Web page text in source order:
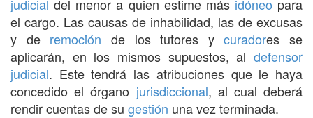
judicial del menor a quien estime más idóneo para
el cargo. Las causas de inhabilidad, las de excusas
y de remoción de los tutores ycuradores se
aplicarán, en los mismos supuestos, al defensor
judicial. Este tendrá las atribuciones que le haya
concedido el órgano jurisdiccional, al cual deberá
rendir cuentas de su gestión una vez terminada.